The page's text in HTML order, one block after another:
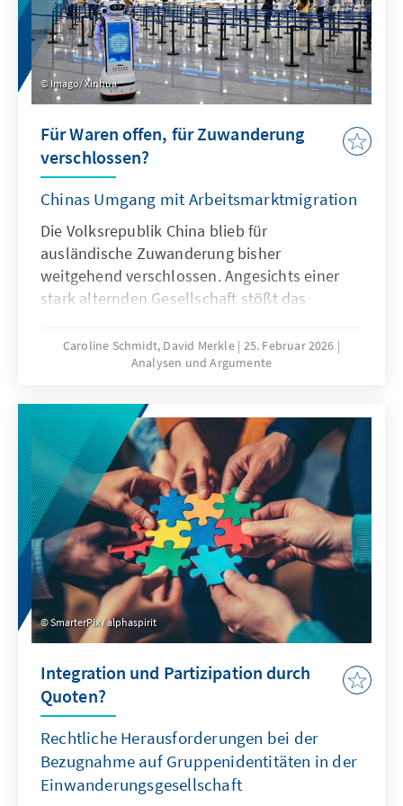
Imago/ Xinhua
Für Waren offen, für Zuwanderung
verschlossen?
Chinas Umgang mit Arbeitsmarktmigration
Die Volksrepublik China blieb für
ausländische Zuwanderung bisher
weitgehend verschlossen. Angesichts einer
stark alternden Gesellschaft stößt das
seine Grenzen, was die gezielte Anwerbung
ausländischer Fach- und Arbeitskräfte auf
Deutschland und Europa könnte mit China ein
neuer Wettbewerber im globalen Wettbewerb
um Talente entstehen.
Caroline Schmidt, David Merkle 25. Februar 2026
Analysen und Argumente
SmarterPix / alphaspirit
Integration und Partizipation durch
Quoten?
Rechtliche Herausforderungen bei der
Bezugnahme auf Gruppenidentitäten in der
Einwanderungsgesellschaft